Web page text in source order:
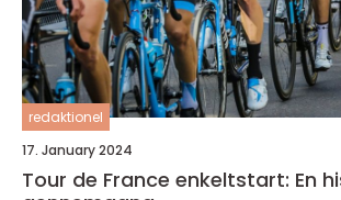
redaktionel
17. January 2024
Tour de France enkeltstart: En